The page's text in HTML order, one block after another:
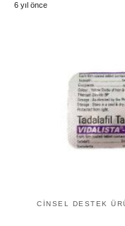
6 yıl önce
CINSEL DESTEK